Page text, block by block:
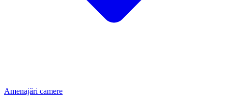
Amenajări camere